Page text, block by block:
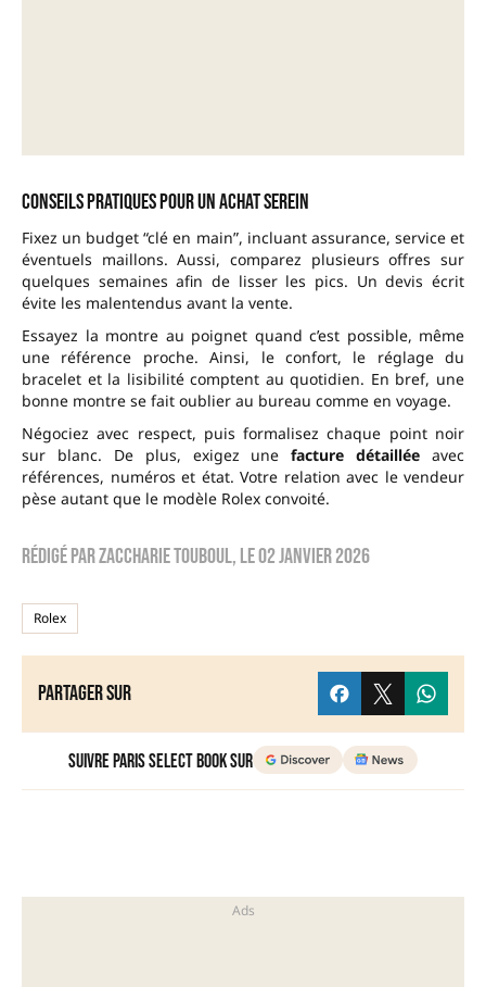
Conseils pratiques pour un achat serein
Fixez un budget “clé en main”, incluant assurance, service et
éventuels maillons. Aussi, comparez plusieurs offres sur
quelques semaines afin de lisser les pics. Un devis écrit
évite les malentendus avant la vente.
Essayez la montre au poignet quand c’est possible, même
une référence proche. Ainsi, le confort, le réglage du
bracelet et la lisibilité comptent au quotidien. En bref, une
bonne montre se fait oublier au bureau comme en voyage.
Négociez avec respect, puis formalisez chaque point noir
sur blanc. De plus, exigez unefacture détaillée avec
références, numéros et état. Votre relation avec le vendeur
pèse autant que le modèle Rolex convoité.
Rédigé parzaccharie touboul, le02 janvier 2026
Rolex
Partager sur
Suivre Paris Select Book sur